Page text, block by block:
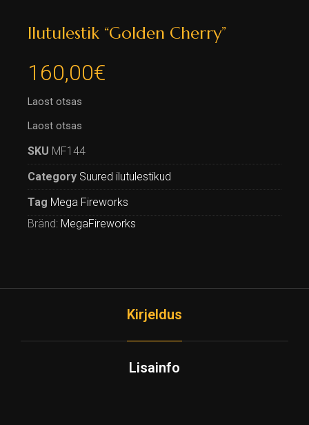
Ilutulestik “Golden Cherry”
160,00€
Laost otsas
Laost otsas
SKU MF144
Category Suured ilutulestikud
Tag Mega Fireworks
Bränd: MegaFireworks
Kirjeldus
Lisainfo